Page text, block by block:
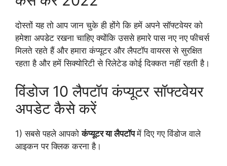
दोस्तों यह तो आप जान चुके ही होंगे कि हमें अपने सॉफ्टवेयर को
हमेशा अपडेट रखना चाहिए क्योंकि उससे हमारे पास नए नए फीचर्स
मिलते रहते हैं और हमारा कंप्यूटर और लैपटॉप वायरस से सुरक्षित
रहता है और हमें सिक्योरिटी से रिलेटेड कोई दिक्कत नहीं रहती है।
विंडोज 10 लैपटॉप कंप्यूटर सॉफ्टवेयर
अपडेट कैसे करें
1) सबसे पहले आपकोकंप्यूटर या लैपटॉपमें दिए गए विंडोज वाले
आइकन पर क्लिक करना है।